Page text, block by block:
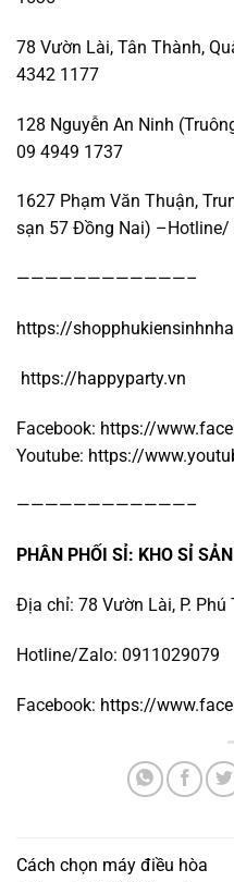
78 Vườn Lài, Tân Thành,
4342 1177
128 Nguyễn An Ninh
09 4949 1737
1627 Phạm Văn Thuận,
sạn 57 Đồng Nai) –Hotline/
————————————–
https://
https://happyparty.vn
Facebook: https://
Youtube: https://
————————————–
PHÂN PHỐI SỈ: KHO SỈ
Địa chỉ: 78 Vườn Lài, P. Phú
Hotline/Zalo: 0911029079
Facebook: https://
Cách chọn máy điều hòa